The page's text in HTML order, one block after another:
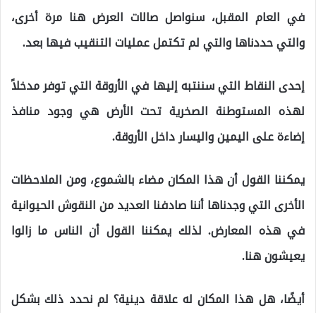
في العام المقبل، سنواصل صالات العرض هنا مرة أخرى،
والتي حددناها والتي لم تكتمل عمليات التنقيب فيها بعد.
إحدى النقاط التي سننتبه إليها في الأروقة التي توفر مدخلاً
لهذه المستوطنة الصخرية تحت الأرض هي وجود منافذ
إضاءة على اليمين واليسار داخل الأروقة.
يمكننا القول أن هذا المكان مضاء بالشموع، ومن الملاحظات
الأخرى التي وجدناها أننا صادفنا العديد من النقوش الحيوانية
في هذه المعارض. لذلك يمكننا القول أن الناس ما زالوا
يعيشون هنا.
أيضًا، هل هذا المكان له علاقة دينية؟ لم نحدد ذلك بشكل